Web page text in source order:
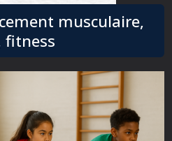
musculaire,
fitness